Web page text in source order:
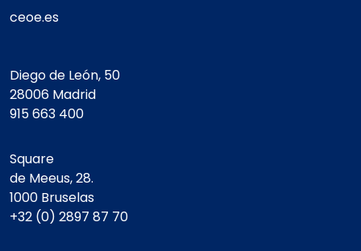
ceoe.es
Diego de León, 50
28006 Madrid
915 663 400
Square
de Meeus, 28.
1000 Bruselas
+32 (0) 2897 87 70